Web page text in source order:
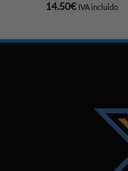
14.50€ IVA incluido